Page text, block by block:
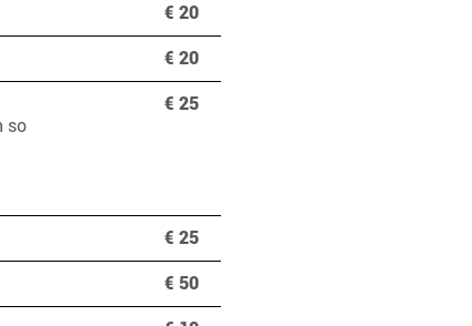
€ 20
€ 20
€ 25
so
€ 25
€ 50